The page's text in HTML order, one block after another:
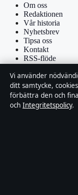
Om oss
Redaktionen
Vår historia
Nyhetsbrev
Tipsa oss
Kontakt
RSS-flöde
Förtroende &
Källor &
Redaktionell
Vi använder
ditt samtycke,
förbättra den och
och Integritetspolicy.